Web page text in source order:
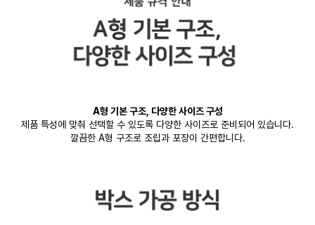
A형 기본 구조, 다양한 사이즈 구성
제품 특성에 맞춰 선택할 수 있도록 다양한 사이즈로 준비되어 있습니다.
깔끔한 A형 구조로 조립과 포장이 간편합니다.